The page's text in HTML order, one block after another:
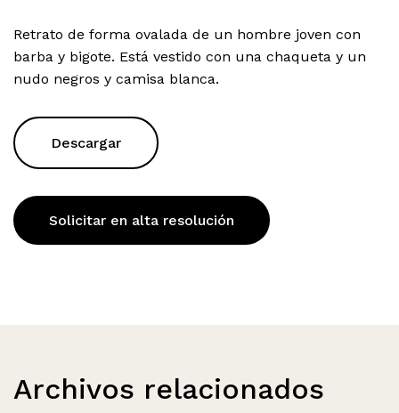
Retrato de forma ovalada de un hombre joven con
barba y bigote. Está vestido con una chaqueta y un
nudo negros y camisa blanca.
Descargar
Solicitar en alta resolución
Archivos relacionados